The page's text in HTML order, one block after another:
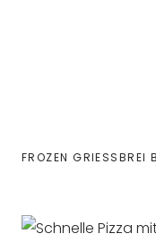
FROZEN GRIESSBREI